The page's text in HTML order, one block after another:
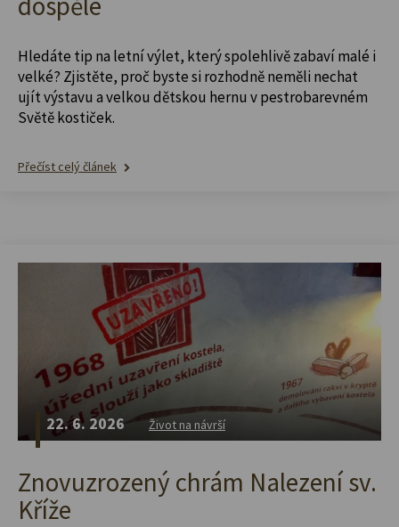
Hledáte tip na letní výlet, který spolehlivě zabaví malé i
velké? Zjistěte, proč byste si rozhodně neměli nechat
ujít výstavu a velkou dětskou hernu v pestrobarevném
Světě kostiček.
Přečíst celý článek
22. 6. 2026 Život na návrší
Znovuzrozený chrám Nalezení sv.
Kříže